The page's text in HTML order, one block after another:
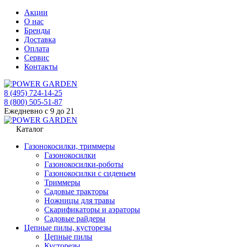
Акции
О нас
Бренды
Доставка
Оплата
Сервис
Контакты
8 (495) 724-14-25
8 (800) 505-51-87
Ежедневно с 9 до 21
Каталог
Газонокосилки, триммеры
Газонокосилки
Газонокосилки-роботы
Газонокосилки с сиденьем
Триммеры
Садовые тракторы
Ножницы для травы
Скарификаторы и аэраторы
Садовые райдеры
Цепные пилы, кусторезы
Цепные пилы